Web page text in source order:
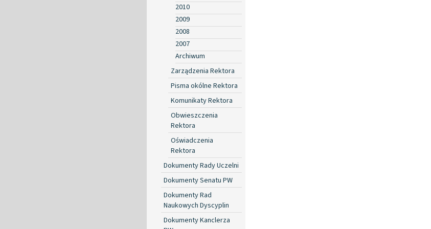
2010
2009
2008
2007
Archiwum
Zarządzenia Rektora
Pisma okólne Rektora
Komunikaty Rektora
Obwieszczenia
Rektora
Oświadczenia
Rektora
Dokumenty Rady Uczelni
Dokumenty Senatu PW
Dokumenty Rad
Naukowych Dyscyplin
Dokumenty Kanclerza